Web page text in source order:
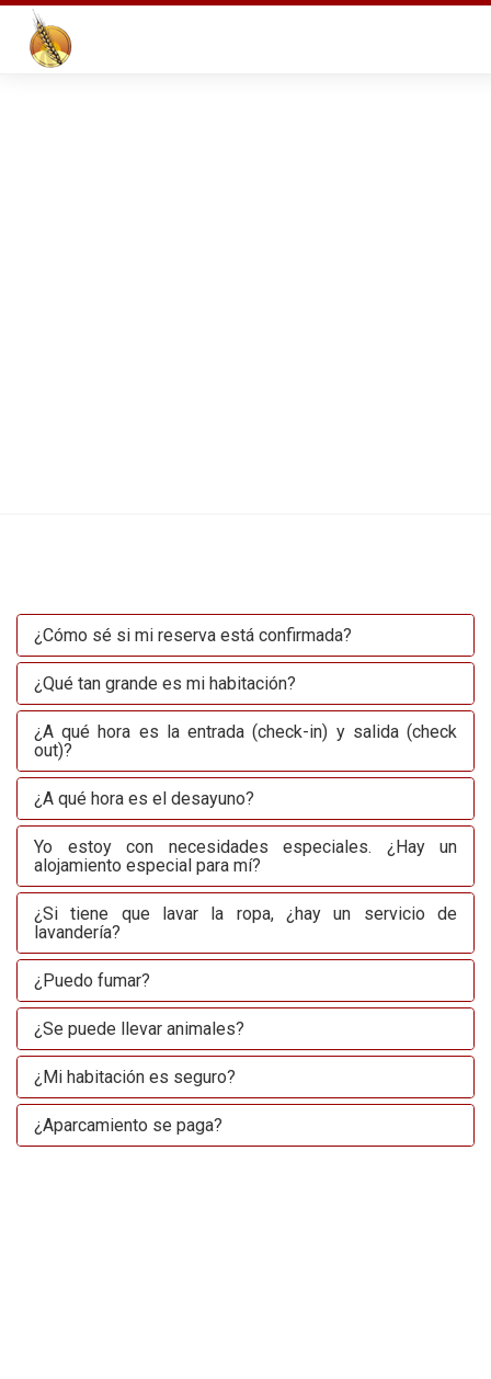
¿Cómo sé si mi reserva está confirmada?
¿Qué tan grande es mi habitación?
¿A qué hora es la entrada (check-in) y salida (check
out)?
¿A qué hora es el desayuno?
Yo estoy con necesidades especiales. ¿Hay un
alojamiento especial para mí?
¿Si tiene que lavar la ropa, ¿hay un servicio de
lavandería?
¿Puedo fumar?
¿Se puede llevar animales?
¿Mi habitación es seguro?
¿Aparcamiento se paga?